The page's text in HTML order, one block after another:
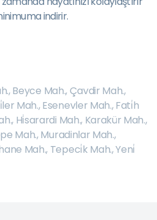
indirir.
,Beyce Mah.,Çavdir Mah.,
Mah.,Esenevler Mah.,Fati̇h
, Hi̇sarardi Mah., Karakür Mah.,
Mah.,Muradinlar Mah.,
Mah., Tepeci̇k Mah.,Yeni̇